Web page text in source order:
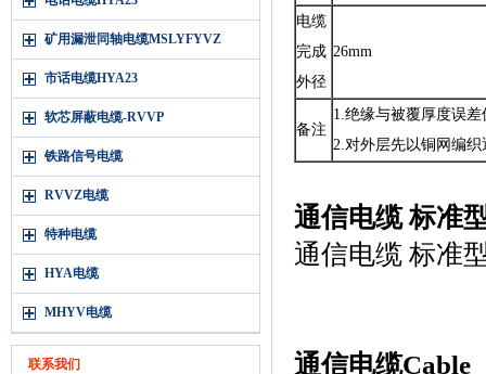
矿用漏泄同轴电缆MSLYFYVZ
市话电缆HYA23
软芯屏蔽电缆-RVVP
铁路信号电缆
RVVZ电缆
特种电缆
HYA电缆
MHYV电缆
联系我们
电缆
完成
外径
26mm
备注
1.绝缘与被覆厚度误
2.对外层先以铜网编
通信电缆 标准
通信电缆 标准
通信电缆Cable